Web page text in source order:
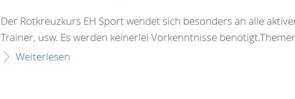
Der Rotkreuzkurs EH Sport wendet sich besonders an alle
Trainer, usw. Es werden keinerlei Vorkenntnisse
Weiterlesen